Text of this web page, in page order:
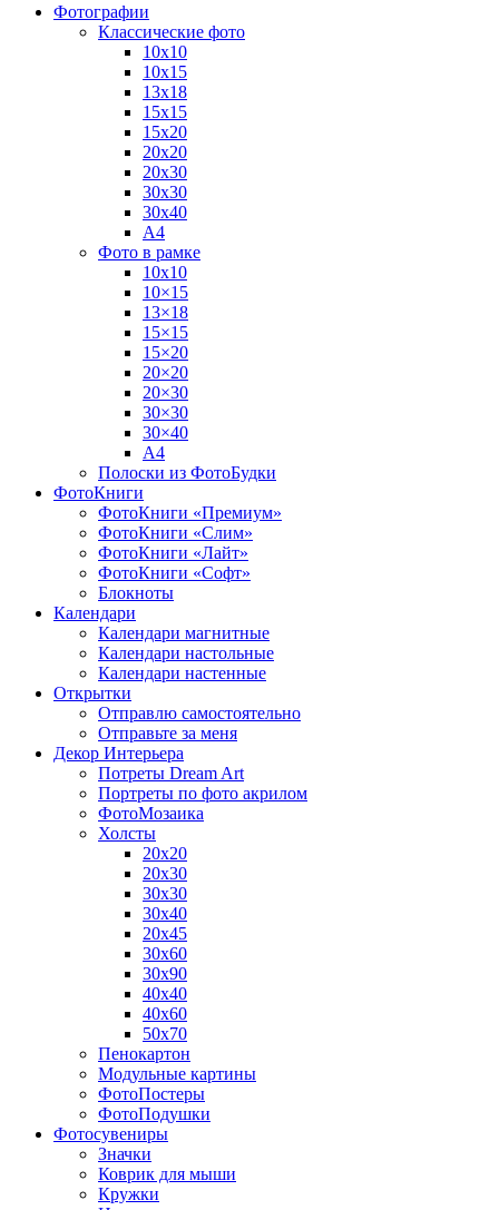
Фотографии
Классические фото
10х10
10х15
13х18
15х15
15х20
20х20
20х30
30х30
30х40
А4
Фото в рамке
10х10
10×15
13×18
15×15
15×20
20×20
20×30
30×30
30×40
A4
Полоски из ФотоБудки
ФотоКниги
ФотоКниги «Премиум»
ФотоКниги «Слим»
ФотоКниги «Лайт»
ФотоКниги «Софт»
Блокноты
Календари
Календари магнитные
Календари настольные
Календари настенные
Открытки
Отправлю самостоятельно
Отправьте за меня
Декор Интерьера
Потреты Dream Art
Портреты по фото акрилом
ФотоМозаика
Холсты
20х20
20х30
30х30
30х40
20х45
30х60
30х90
40х40
40х60
50х70
Пенокартон
Модульные картины
ФотоПостеры
ФотоПодушки
Фотоcувениры
Значки
Коврик для мыши
Кружки